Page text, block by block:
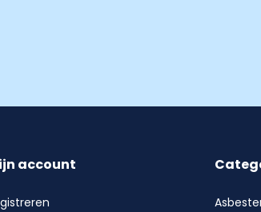
account